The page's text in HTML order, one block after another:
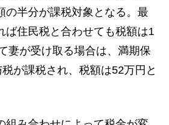
の半分が課税対象となる。最
ば住民税と合わせても税額は1
妻が受け取る場合は、満期保
が課税され、税額は52万円と